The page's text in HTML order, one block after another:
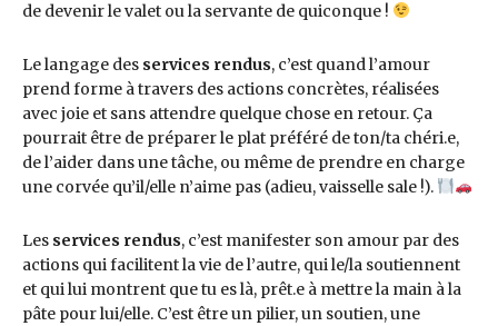
de devenir le valet ou la servante de quiconque !
Le langage des services rendus, c’est quand l’amour
prend forme à travers des actions concrètes, réalisées
avec joie et sans attendre quelque chose en retour. Ça
pourrait être de préparer le plat préféré de ton/ta chéri.e,
de l’aider dans une tâche, ou même de prendre en charge
une corvée qu’il/elle n’aime pas (adieu, vaisselle sale !).
Les services rendus, c’est manifester son amour par des
actions qui facilitent la vie de l’autre, qui le/la soutiennent
et qui lui montrent que tu es là, prêt.e à mettre la main à la
pâte pour lui/elle. C’est être un pilier, un soutien, une